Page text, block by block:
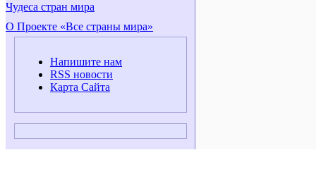
Чудеса стран мира
О Проекте «Все страны мира»
Напишите нам
RSS новости
Карта Сайта